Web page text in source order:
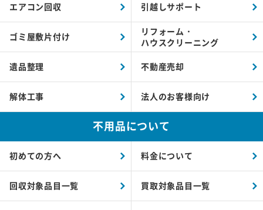
エアコン回収 引越しサポート
ゴミ屋敷片付け
リフォーム・
ハウスクリーニング
遺品整理 不動産売却
解体工事 法人のお客様向け
不用品について
初めての方へ 料金について
回収対象品目一覧 買取対象品目一覧